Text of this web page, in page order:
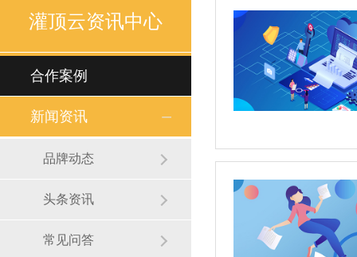
灌顶云资讯中心
合作案例
新闻资讯
品牌动态
头条资讯
常见问答